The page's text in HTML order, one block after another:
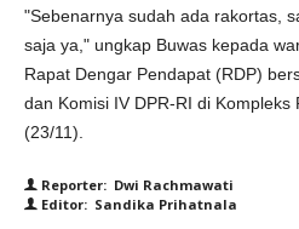
"Sebenarnya sudah ada rakortas,
saja ya," ungkap Buwas kepada
Rapat Dengar Pendapat (RDP)
dan Komisi IV DPR-RI di Kompleks
(23/11).
Reporter: Dwi Rachmawati
Editor: Sandika Prihatnala